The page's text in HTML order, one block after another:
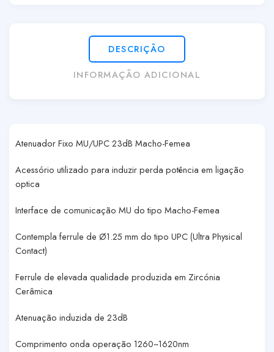
DESCRIÇÃO
INFORMAÇÃO ADICIONAL
Atenuador Fixo MU/UPC 23dB Macho-Femea
Acessório utilizado para induzir perda potência em ligação
optica
Interface de comunicação MU do tipo Macho-Femea
Contempla ferrule de Ø1.25 mm do tipo UPC (Ultra Physical
Contact)
Ferrule de elevada qualidade produzida em Zircónia
Cerâmica
Atenuação induzida de 23dB
Comprimento onda operação 1260~1620nm